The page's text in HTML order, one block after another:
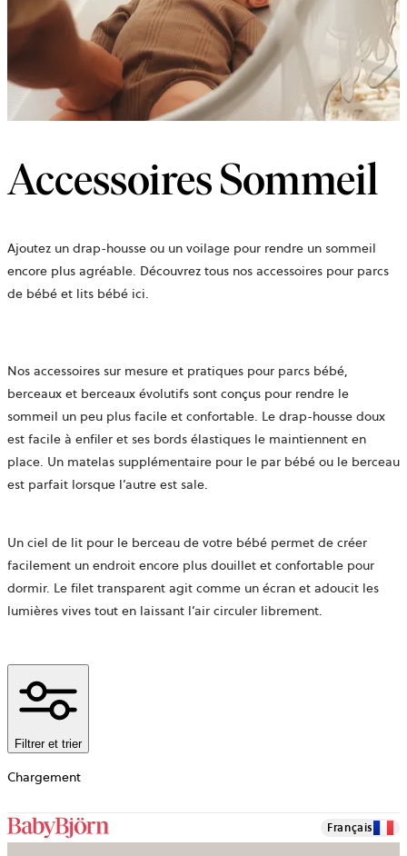
Accessoires Sommeil
Ajoutez un drap-housse ou un voilage pour rendre un sommeil
encore plus agréable. Découvrez tous nos accessoires pour parcs
de bébé et lits bébé ici.
Nos accessoires sur mesure et pratiques pour parcs bébé,
berceaux et berceaux évolutifs sont conçus pour rendre le
sommeil un peu plus facile et confortable. Le drap-housse doux
est facile à enfiler et ses bords élastiques le maintiennent en
place. Un matelas supplémentaire pour le par bébé ou le berceau
est parfait lorsque l’autre est sale.
Un ciel de lit pour le berceau de votre bébé permet de créer
facilement un endroit encore plus douillet et confortable pour
dormir. Le filet transparent agit comme un écran et adoucit les
lumières vives tout en laissant l’air circuler librement.
Filtrer et trier
Chargement
Français